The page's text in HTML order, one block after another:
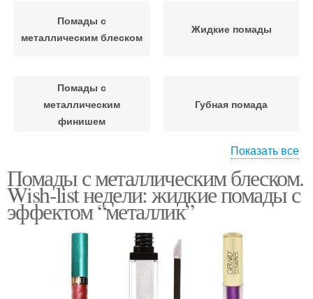
Помады с
металлическим блеском
Жидкие помады
Помады с
металлическим
финишем
Губная помада
металлическим
эффектом
Матовая помада
Помада с
металлическим
эффектом
Показать все
Помады с металлическим блеском.
Wish-list недели: жидкие помады с
эффектом “металлик”